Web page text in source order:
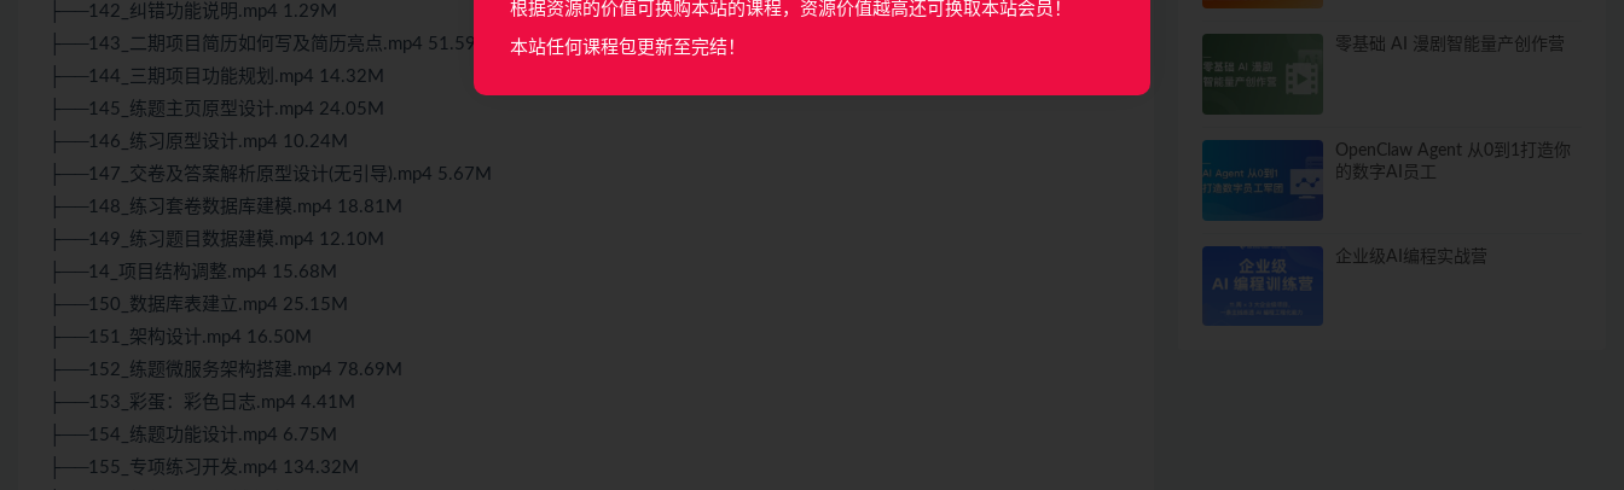
├──142_纠错功能说明.mp4 1.29M
├──143_二期项目简历如何写及简历亮点.mp4 51.59M
├──144_三期项目功能规划.mp4 14.32M
├──145_练题主页原型设计.mp4 24.05M
├──146_练习原型设计.mp4 10.24M
├──147_交卷及答案解析原型设计(无引导).mp4 5.67M
├──148_练习套卷数据库建模.mp4 18.81M
├──149_练习题目数据建模.mp4 12.10M
├──14_项目结构调整.mp4 15.68M
├──150_数据库表建立.mp4 25.15M
├──151_架构设计.mp4 16.50M
├──152_练题微服务架构搭建.mp4 78.69M
├──153_彩蛋：彩色日志.mp4 4.41M
├──154_练题功能设计.mp4 6.75M
├──155_专项练习开发.mp4 134.32M
零基础 AI 漫剧智能量产创作营
OpenClaw Agent 从0到1打造你
的数字AI员工
企业级AI编程实战营
根据资源的价值可换购本站的课程，资源价值越高还可换取本站会员！
本站任何课程包更新至完结！